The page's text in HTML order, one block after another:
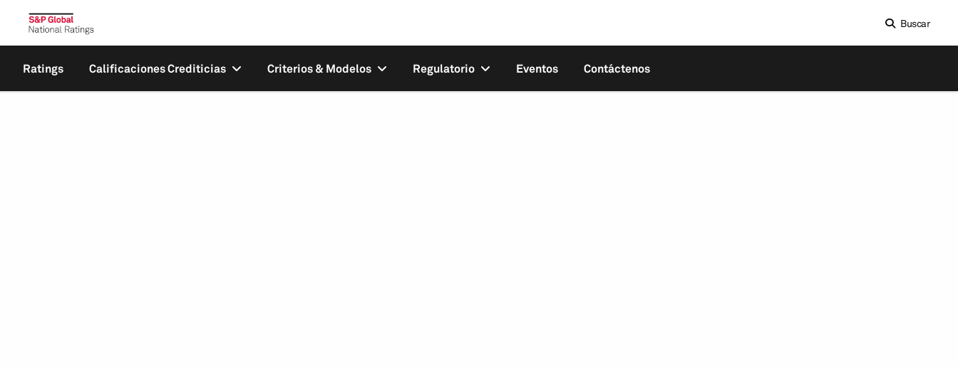
Buscar
Ratings Calificaciones Crediticias Criterios & Modelos Regulatorio Eventos Contáctenos